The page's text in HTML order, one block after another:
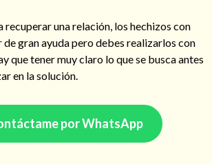
ex(190)
recuperar una relación, los hechizos con
de gran ayuda pero debes realizarlos con
que tener muy claro lo que se busca antes
en la solución.
por WhatsApp